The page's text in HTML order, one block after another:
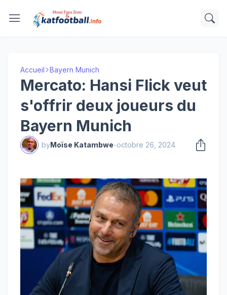
Accueil Bayern Munich
Mercato: Hansi Flick veut
s'offrir deux joueurs du
Bayern Munich
byMoïse Katambwe-octobre 26, 2024